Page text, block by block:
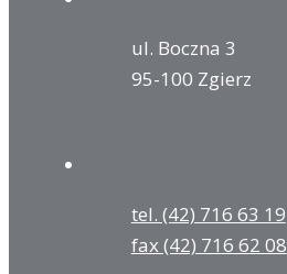
ul. Boczna 3
95-100 Zgierz
tel. (42) 716 63 19
fax (42) 716 62 08